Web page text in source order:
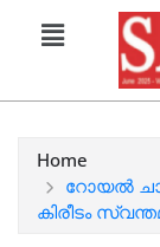
Home
റോയൽ
കിരീടം